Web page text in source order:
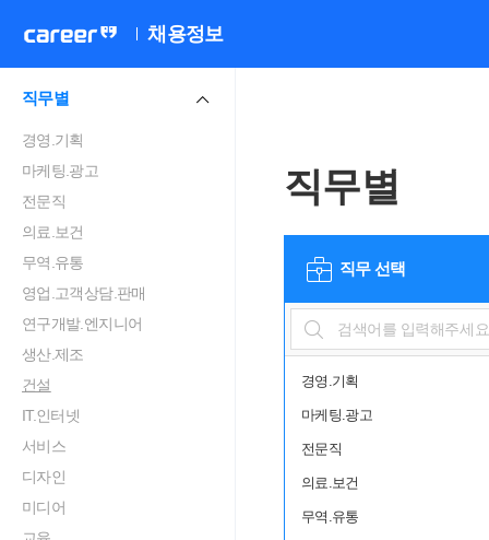
채용정보
직무별
경영.기획
마케팅.광고
전문직
의료.보건
무역.유통
영업.고객상담.판매
연구개발.엔지니어
생산.제조
건설
IT.인터넷
서비스
디자인
미디어
직무별
직무 선택
경영.기획
마케팅.광고
전문직
의료.보건
무역.유통